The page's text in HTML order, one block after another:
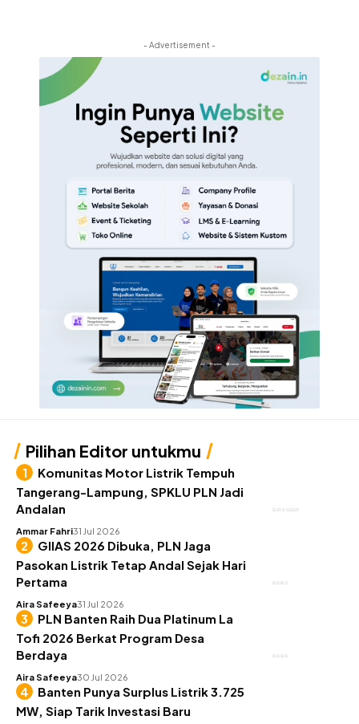
- Advertisement -
Pilihan Editor untukmu
GAYA HIDUP
Komunitas Motor Listrik Tempuh
Tangerang-Lampung, SPKLU PLN Jadi
Andalan
Ammar Fahri31 Jul 2026
BISNIS
GIIAS 2026 Dibuka, PLN Jaga
Pasokan Listrik Tetap Andal Sejak Hari
Pertama
Aira Safeeya31 Jul 2026
BISNIS
PLN Banten Raih Dua Platinum La
Tofi 2026 Berkat Program Desa
Berdaya
Aira Safeeya30 Jul 2026
Banten Punya Surplus Listrik 3.725
MW, Siap Tarik Investasi Baru